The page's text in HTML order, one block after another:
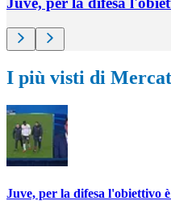
I più visti di
Juve, per la difesa l'obiettivo